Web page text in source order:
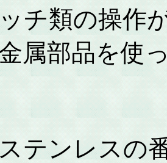
チ類の操作
属部品を使
テンレスの